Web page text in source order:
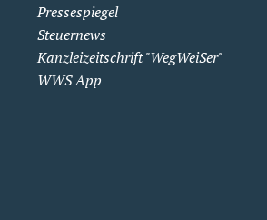
Pressespiegel
Steuernews
Kanzleizeitschrift "WegWeiSer"
WWS App